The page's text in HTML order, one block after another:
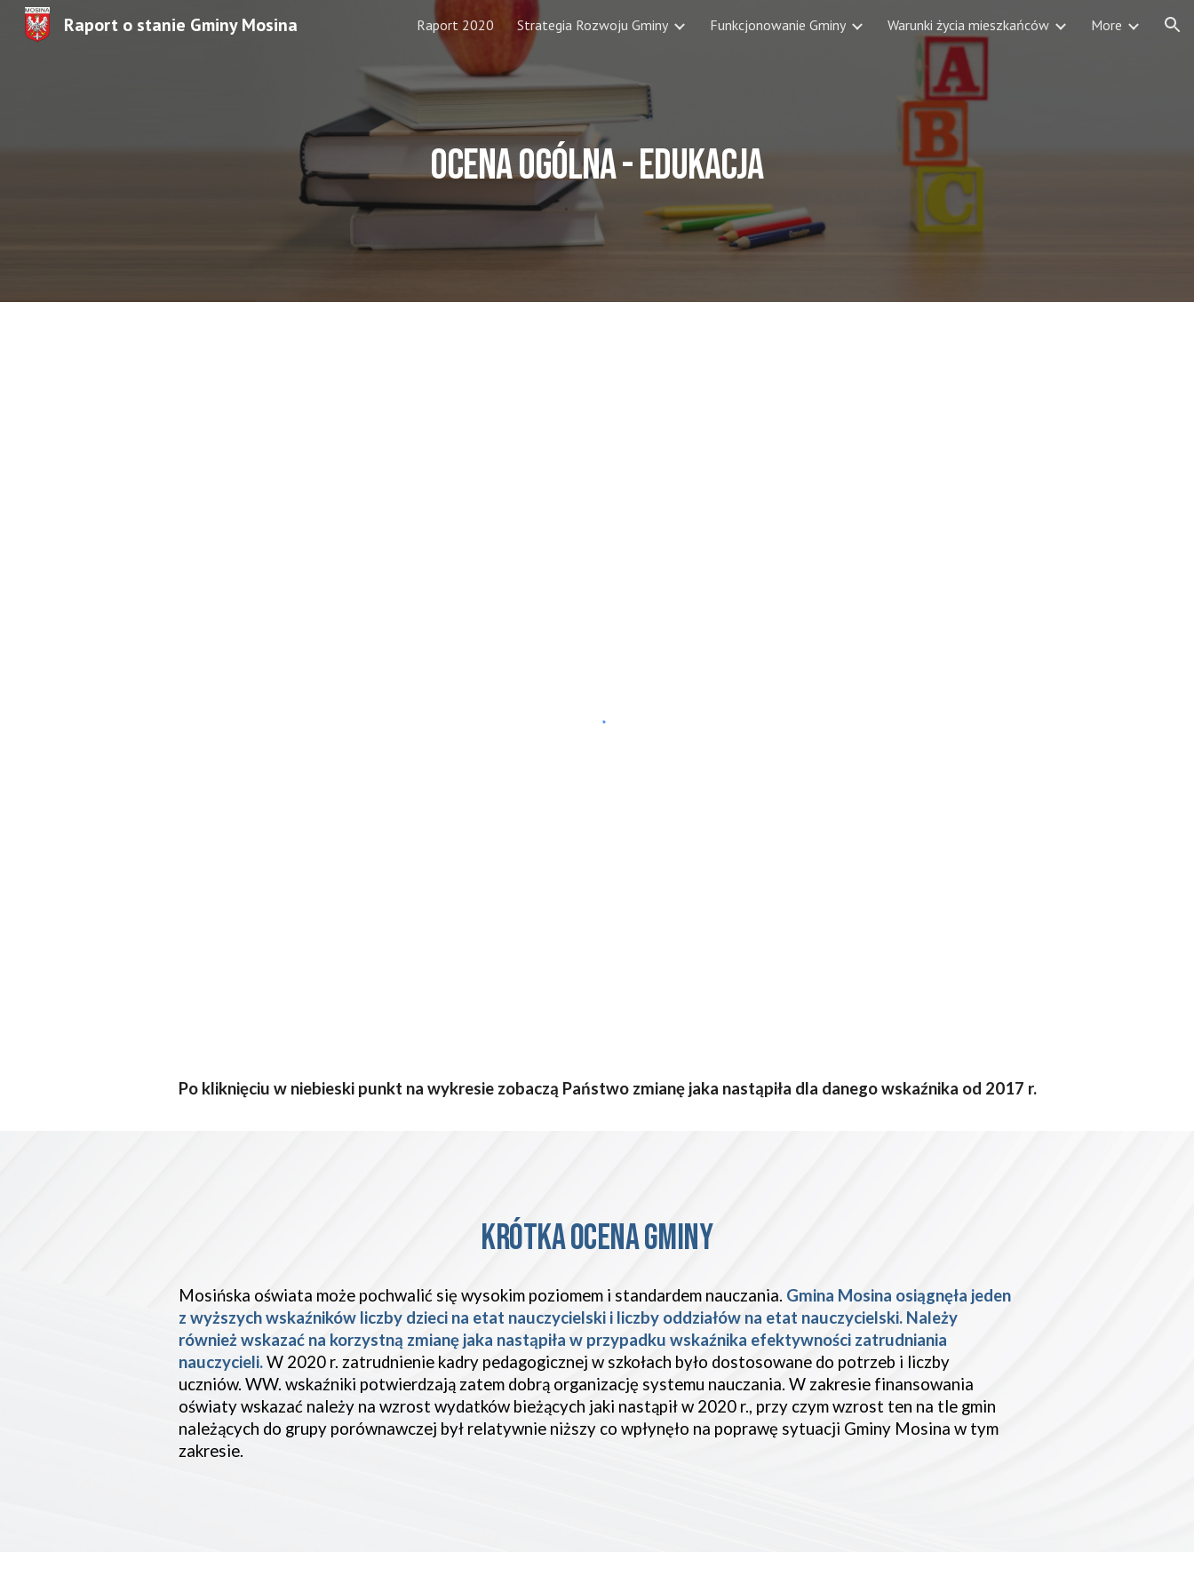
Skip to main content Skip to navigation
Raport o stanie Gminy Mosina Raport 2020 Strategia Rozwoju Gminy Funkcjonowanie Gminy Warunki życia mieszkańców More
ocena ogólna - EDUKACJA
Po kliknięciu w niebieski punkt na wykresie zobaczą Państwo zmianę jaka nastąpiła dla danego wskaźnika od 2017 r.
KRÓTKA OCENA GMINY
Mosińska oświata może pochwalić się wysokim poziomem i standardem nauczania. Gmina Mosina osiągnęła jeden
z wyższych wskaźników liczby dzieci na etat nauczycielski i liczby oddziałów na etat nauczycielski. Należy
również wskazać na korzystną zmianę jaka nastąpiła w przypadku wskaźnika efektywności zatrudniania
nauczycieli. W 2020 r. zatrudnienie kadry pedagogicznej w szkołach było dostosowane do potrzeb i liczby
uczniów. WW. wskaźniki potwierdzają zatem dobrą organizację systemu nauczania. W zakresie finansowania
oświaty wskazać należy na wzrost wydatków bieżących jaki nastąpił w 2020 r., przy czym wzrost ten na tle gmin
należących do grupy porównawczej był relatywnie niższy co wpłynęło na poprawę sytuacji Gminy Mosina w tym
zakresie.